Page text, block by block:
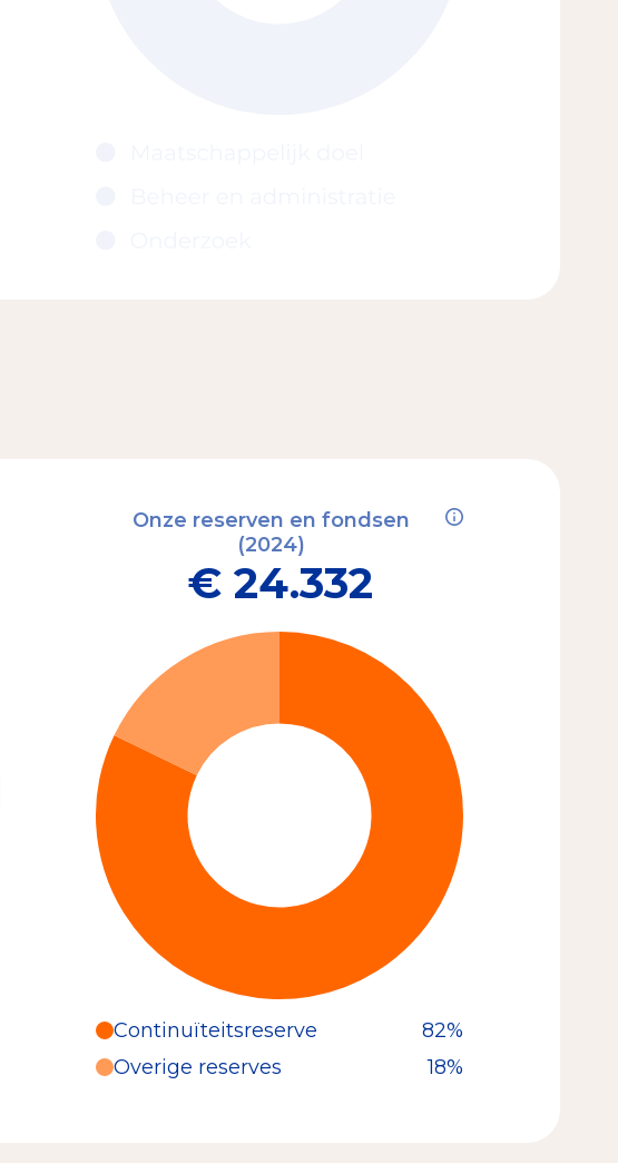
Onze reserven en fondsen
(2024)
€ 24.332
Continuïteitsreserve
82%
Overige reserves
18%